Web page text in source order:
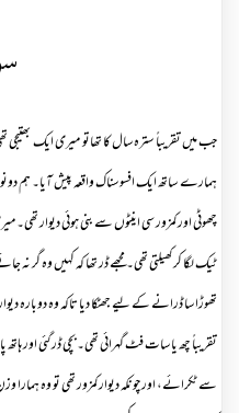
جب میں تقریباً سترہ سال کا تھاتو میری ایک
ہمارے ساتھ ایک افسوسناک واقعہ پیش آیا۔ ہم
چھوٹی اور کمزور سی اینٹوں سے بنی ہوئی دیوار
ٹیک لگا کر کھیلتی تھی۔ مجھے ڈر تھا کہ کہیں وہ
تھوڑا سا ڈرانے کے لیے جھٹکا دیا تاکہ وہ
تقریباً چھ یا سات فٹ گہرائی تھی۔ بچی ڈر گئی اور
سے ٹکرائے، اور چونکہ دیوار کمزور تھی تو وہ